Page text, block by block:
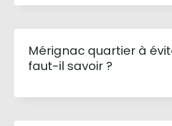
Mérignac quartier à
faut-il savoir ?